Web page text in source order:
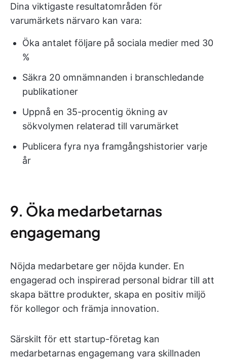
Dina viktigaste resultatområden för
varumärkets närvaro kan vara:
Öka antalet följare på sociala medier med 30
%
Säkra 20 omnämnanden i branschledande
publikationer
Uppnå en 35-procentig ökning av
sökvolymen relaterad till varumärket
Publicera fyra nya framgångshistorier varje
år
9. Öka medarbetarnas
engagemang
Nöjda medarbetare ger nöjda kunder. En
engagerad och inspirerad personal bidrar till att
skapa bättre produkter, skapa en positiv miljö
för kollegor och främja innovation.
Särskilt för ett startup-företag kan
medarbetarnas engagemang vara skillnaden